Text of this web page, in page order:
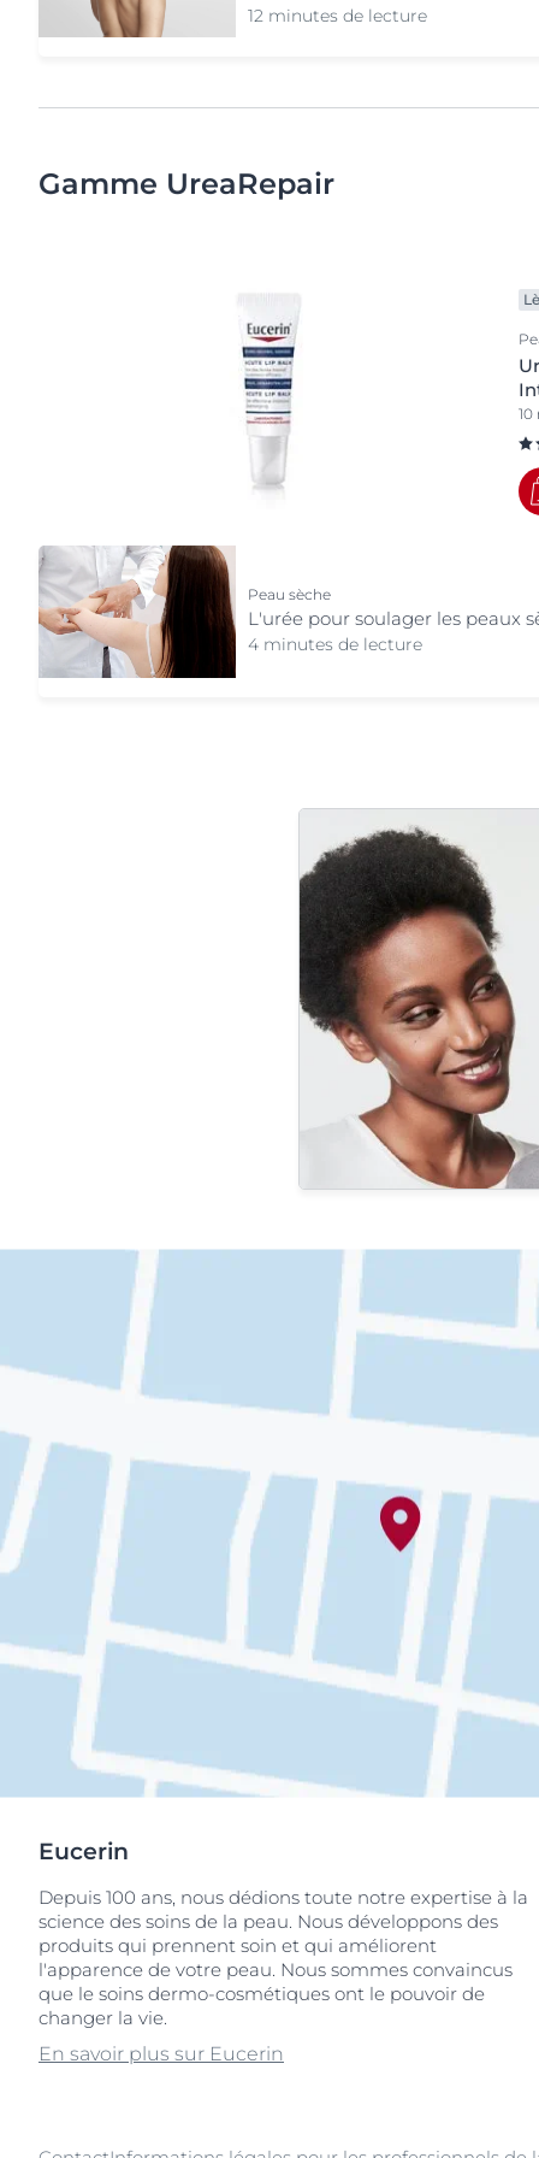
12 minutes de lecture
Gamme UreaRepair
10
Peau sèche
L'urée pour soulager les peaux
4 minutes de lecture
Eucerin
Depuis 100 ans, nous dédions toute notre expertise à la
science des soins de la peau. Nous développons des
produits qui prennent soin et qui améliorent
l'apparence de votre peau. Nous sommes convaincus
que le soins dermo-cosmétiques ont le pouvoir de
changer la vie.
En savoir plus sur Eucerin